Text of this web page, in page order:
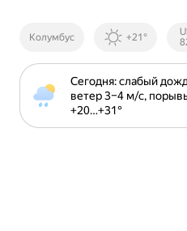
Колумбус +21°
Сегодня: слабый
ветер 3⁠–⁠4 м⁠/⁠с,
+20⁠…⁠+31⁠°